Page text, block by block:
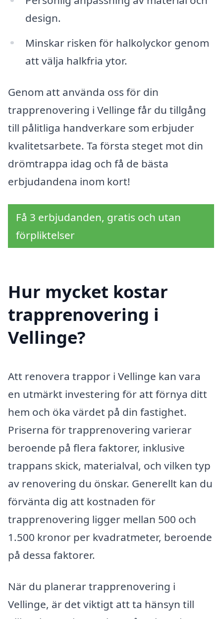
design.
Minskar risken för halkolyckor genom
att välja halkfria ytor.
Genom att använda oss för din
trapprenovering i Vellinge får du tillgång
till pålitliga handverkare som erbjuder
kvalitetsarbete. Ta första steget mot din
drömtrappa idag och få de bästa
erbjudandena inom kort!
Få 3 erbjudanden, gratis och utan
förpliktelser
Hur mycket kostar
trapprenovering i
Vellinge?
Att renovera trappor i Vellinge kan vara
en utmärkt investering för att förnya ditt
hem och öka värdet på din fastighet.
Priserna för trapprenovering varierar
beroende på flera faktorer, inklusive
trappans skick, materialval, och vilken typ
av renovering du önskar. Generellt kan du
förvänta dig att kostnaden för
trapprenovering ligger mellan 500 och
1.500 kronor per kvadratmeter, beroende
på dessa faktorer.
När du planerar trapprenovering i
Vellinge, är det viktigt att ta hänsyn till